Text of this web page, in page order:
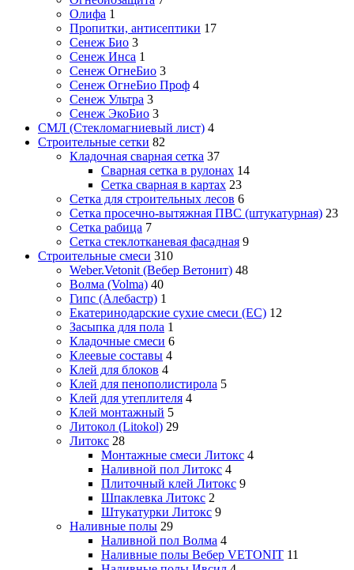
Олифа 1
Пропитки, антисептики 17
Сенеж Био 3
Сенеж Инса 1
Сенеж ОгнеБио 3
Сенеж ОгнеБио Проф 4
Сенеж Ультра 3
Сенеж ЭкоБио 3
СМЛ (Стекломагниевый лист) 4
Строительные сетки 82
Кладочная сварная сетка 37
Сварная сетка в рулонах 14
Сетка сварная в картах 23
Сетка для строительных лесов 6
Сетка просечно-вытяжная ПВС (штукатурная) 23
Сетка рабица 7
Сетка стеклотканевая фасадная 9
Строительные смеси 310
Weber.Vetonit (Вебер Ветонит) 48
Волма (Volma) 40
Гипс (Алебастр) 1
Екатеринодарские сухие смеси (ЕС) 12
Засыпка для пола 1
Кладочные смеси 6
Клеевые составы 4
Клей для блоков 4
Клей для пенополистирола 5
Клей для утеплителя 4
Клей монтажный 5
Литокол (Litokol) 29
Литокс 28
Монтажные смеси Литокс 4
Наливной пол Литокс 4
Плиточный клей Литокс 9
Шпаклевка Литокс 2
Штукатурки Литокс 9
Наливные полы 29
Наливной пол Волма 4
Наливные полы Вебер VETONIT 11